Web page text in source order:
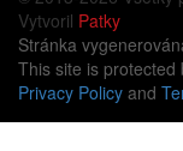
Vytvoril Patky
Stránka
This site is protected
Privacy Policy and